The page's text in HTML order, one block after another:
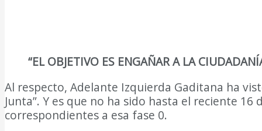
“EL OBJETIVO ES ENGAÑAR A LA
Al respecto, Adelante Izquierda Gaditana ha
Junta”. Y es que no ha sido hasta el reciente
correspondientes a esa fase 0.